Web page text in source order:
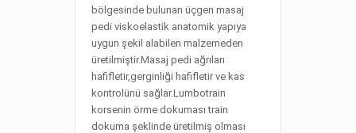
bölgesinde bulunan üçgen masaj
pedi viskoelastik anatomik yapıya
uygun şekil alabilen malzemeden
üretilmiştir.Masaj pedi ağrıları
hafifletir,gerginliği hafifletir ve kas
kontrolünü sağlar.Lumbotrain
korsenin örme dokuması train
dokuma şeklinde üretilmiş olması